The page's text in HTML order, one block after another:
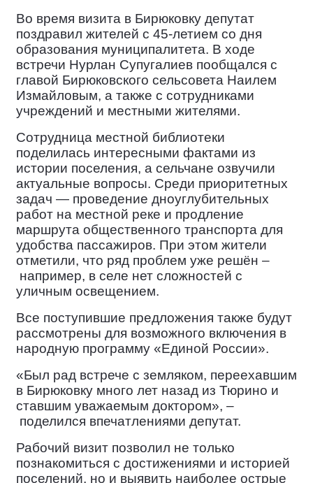
Во время визита в Бирюковку депутат
поздравил жителей с 45‑летием со дня
образования муниципалитета. В ходе
встречи Нурлан Супугалиев пообщался с
главой Бирюковского сельсовета Наилем
Измайловым, а также с сотрудниками
учреждений и местными жителями.
Сотрудница местной библиотеки
поделилась интересными фактами из
истории поселения, а сельчане озвучили
актуальные вопросы. Среди приоритетных
задач — проведение дноуглубительных
работ на местной реке и продление
маршрута общественного транспорта для
удобства пассажиров. При этом жители
отметили, что ряд проблем уже решён –
например, в селе нет сложностей с
уличным освещением.
Все поступившие предложения также будут
рассмотрены для возможного включения в
народную программу «Единой России».
«Был рад встрече с земляком, переехавшим
в Бирюковку много лет назад из Тюрино и
ставшим уважаемым доктором», –
поделился впечатлениями депутат.
Рабочий визит позволил не только
познакомиться с достижениями и историей
поселений, но и выявить наиболее острые